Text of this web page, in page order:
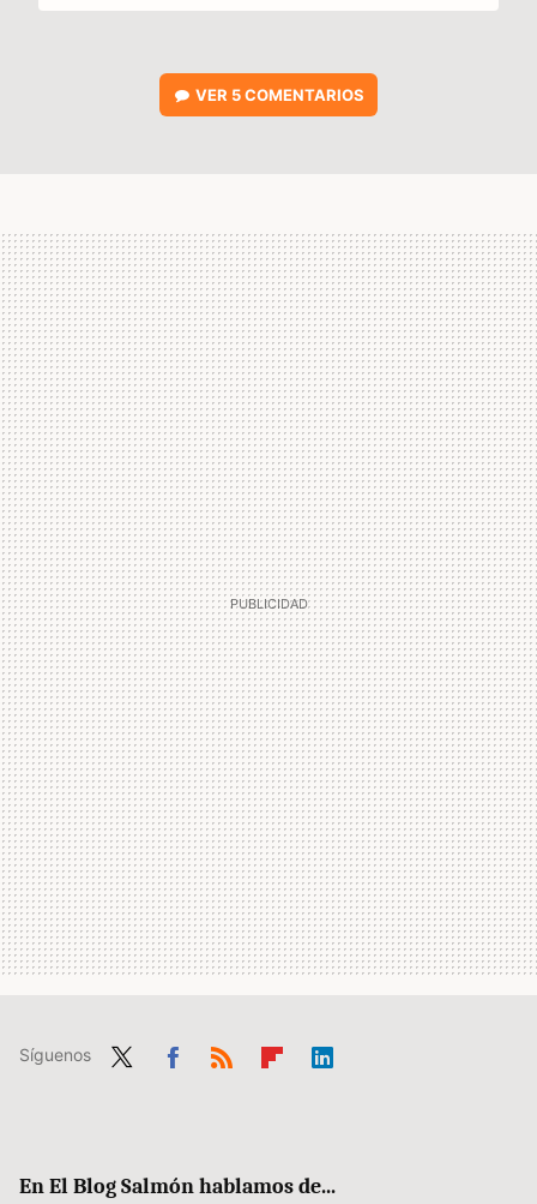
VER 5 COMENTARIOS
Síguenos
En El Blog Salmón hablamos de...